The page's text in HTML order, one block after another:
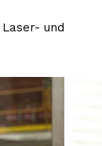
und